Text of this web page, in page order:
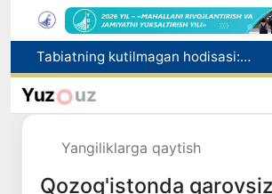
Olimlar Quyosh yuzasining eng aniq tasvirlarini e’lon qilishdi
Bosh konsulxona ko‘magida insultga chalingan hamyurtimiz Olmaotadan yurtimizga qaytarildi
Yuz uz
Yangiliklarga qaytish
Qozog'istonda